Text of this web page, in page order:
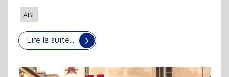
ABF
Lire la suite...